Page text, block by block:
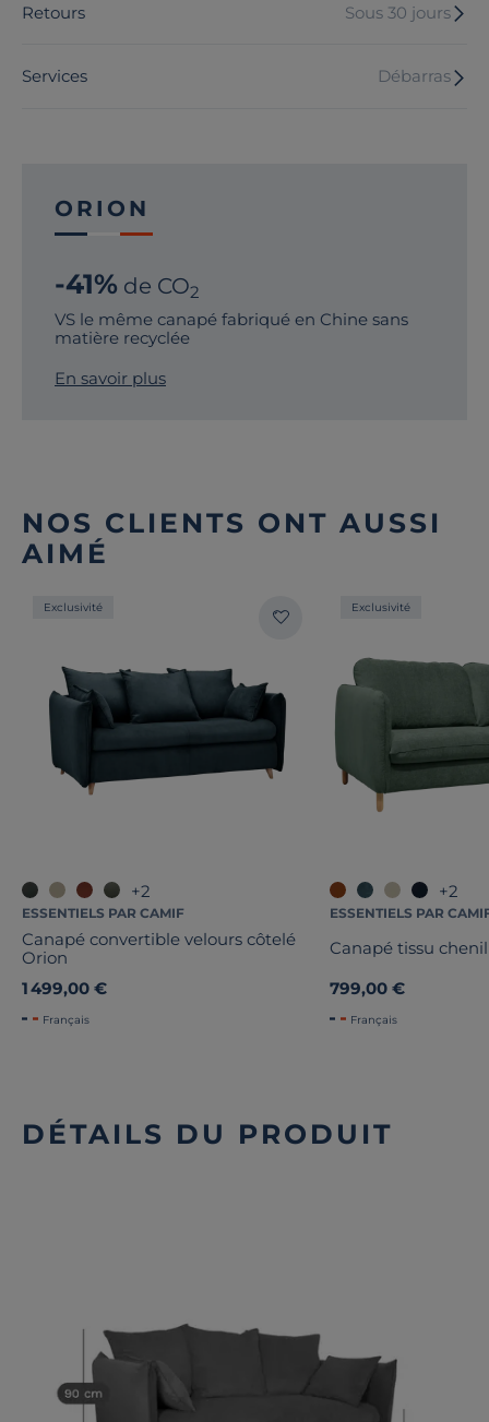
Retours Sous 30 jours
Services Débarras
ORION
-41% de CO2
VS le même canapé fabriqué en Chine sans
matière recyclée
En savoir plus
NOS CLIENTS ONT AUSSI
AIMÉ
Exclusivité
+2
ESSENTIELS PAR CAMIF
Canapé convertible velours côtelé
Orion
1 499,00 €
Français
Exclusivité
+2
ESSENTIELS PAR
Canapé tissu
799,00 €
Français
DÉTAILS DU PRODUIT